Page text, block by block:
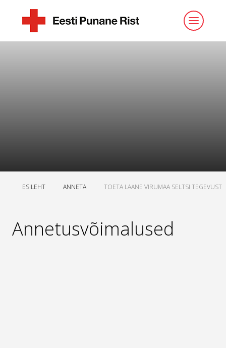
ESILEHT ANNETA TOETA LAANE VIRUMAA SELTSI TEGEVUST
Annetusvõimalused